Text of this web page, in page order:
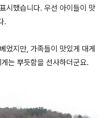
시했습니다. 우선 아이들이 맛
.
었지만, 가족들이 맛있게 대게
는 뿌듯함을 선사하더군요.